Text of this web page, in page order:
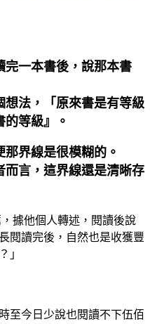
完一本書後，說那本書
想法，「原來書是有等級
等級』。
界線是很模糊的。
而言，這界線還是清晰存
據他個人轉述，閱讀後說
閱讀完後，自然也是收獲豐
」
今日少說也閱讀不下伍佰